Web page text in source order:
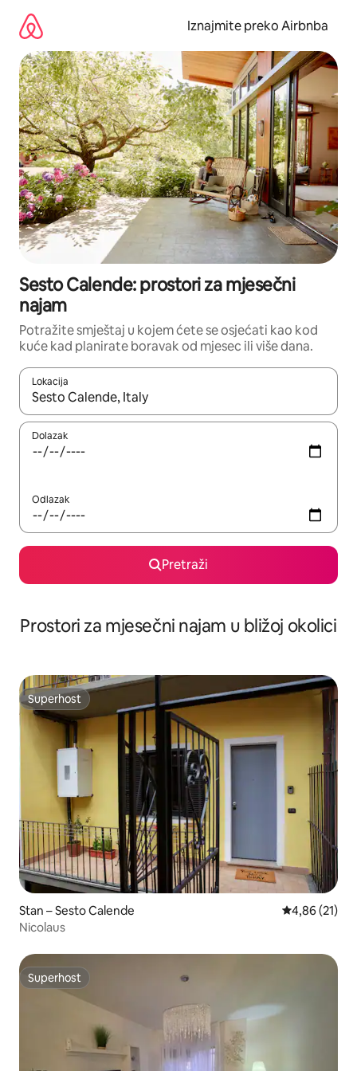
sadržaj
Iznajmite preko Airbnba
Sesto Calende: prostori za mjesečni
najam
Potražite smještaj u kojem ćete se osjećati kao kod
kuće kad planirate boravak od mjesec ili više dana.
Lokacija
Kada budu dostupni rezultati, moći ćete ih pregledati
Dolazak
Odlazak
Pretraži
Prostori za mjesečni najam u bližoj okolici
Superhost
Superhost
Stan – Sesto Calende Prosječna
4,86 (21)
Nicolaus
Superhost
Superhost